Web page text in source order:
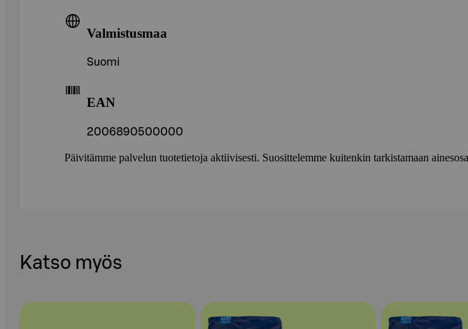
Valmistusmaa
Suomi
EAN
2006890500000
Päivitämme palvelun tuotetietoja aktiivisesti. Suosittelemme kuitenkin tarkistamaan
Katso myös